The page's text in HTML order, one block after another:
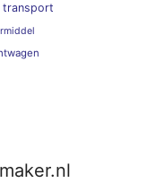
transport